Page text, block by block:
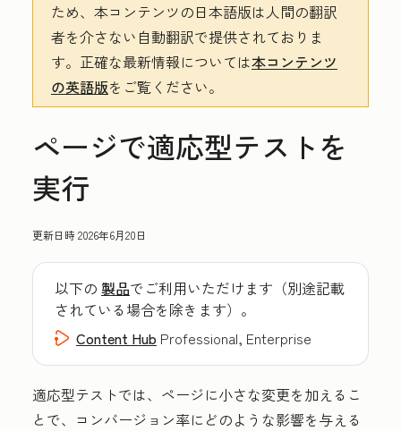
ため、本コンテンツの日本語版は人間の翻訳
者を介さない自動翻訳で提供されておりま
す。 正確な最新情報については本コンテンツ
の英語版をご覧ください。
ページで適応型テストを
実行
更新日時2026年6月20日
以下の 製品でご利用いただけます（別途記載
されている場合を除きます）。
Content Hub Professional, Enterprise
適応型テストでは、ページに小さな変更を加えるこ
とで、コンバージョン率にどのような影響を与える